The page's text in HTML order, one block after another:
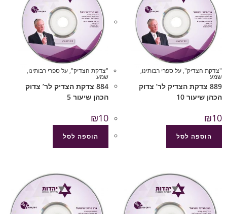
"צדקת הצדיק",על ספרי רבותינו,
שמע
889 צדקת הצדיק לר’ צדוק
הכהן שיעור 10
₪10
הוספה לסל
"צדקת הצדיק",על ספרי רבותינו,
שמע
884 צדקת הצדיק לר’ צדוק
הכהן שיעור 5
₪10
הוספה לסל